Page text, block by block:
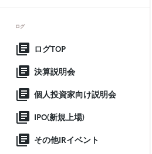
ログ
ログTOP
決算説明会
個人投資家向け説明会
IPO(新規上場)
その他IRイベント